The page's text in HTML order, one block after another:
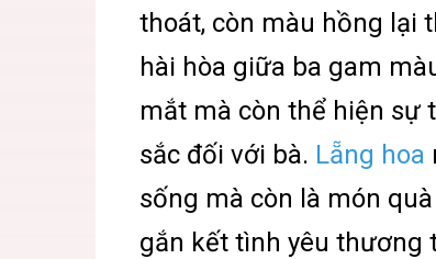
thoát, còn màu hồng lại
hài hòa giữa ba gam
mắt mà còn thể hiện sự
sắc đối với bà. Lẵng hoa
sống mà còn là món
gắn kết tình yêu thương